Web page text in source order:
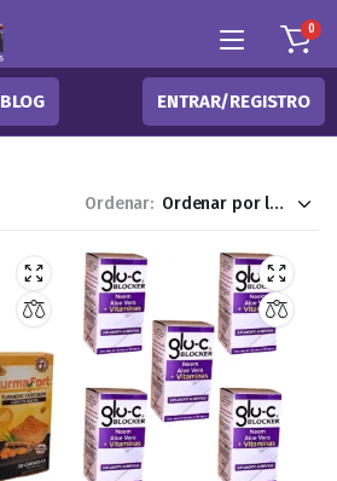
0
BLOG ENTRAR/REGISTRO
Ordenar: